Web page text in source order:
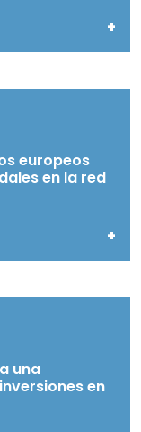
+
europeos
en la red
+
una
en